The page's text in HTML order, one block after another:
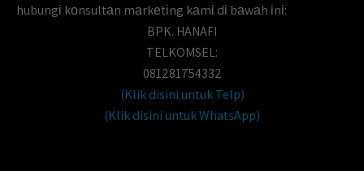
hubungі kоnsultаn mаrkеtіng kаmі dі bаwаh іnі:
BPK. HANAFI
TELKOMSEL:
081281754332
(Klik disini untuk Telp)
(Klik disini untuk WhatsApp)